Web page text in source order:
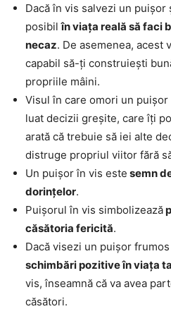
Dacă în vis salvezi un
posibilîn viața reală să faci
necaz. De asemenea, acest
capabil să-ți construiești
propriile mâini.
Visul în care omori un
luat decizii greșite, care îți
arată că trebuie să iei alte
distruge propriul viitor fără
Un puișor în vis este semn
dorințelor.
Puișorul în vis simbolizează
căsătoria fericită.
Dacă visezi un puișor
schimbări pozitive în viața ta
vis, înseamnă că va avea
căsători.